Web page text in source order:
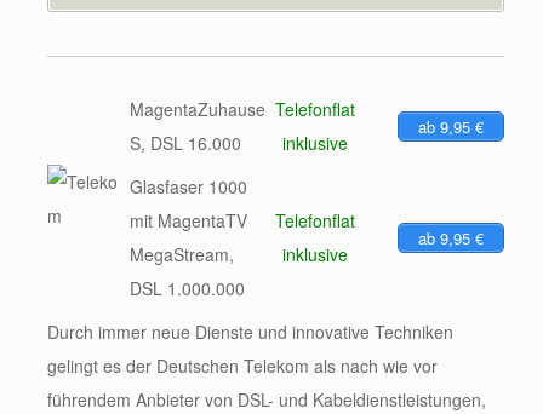
MagentaZuhause
S, DSL 16.000
Telefonflat
inklusive
ab 9,95 €
Glasfaser 1000
mit MagentaTV
MegaStream,
DSL 1.000.000
Telefonflat
inklusive
ab 9,95 €
Durch immer neue Dienste und innovative Techniken
gelingt es der Deutschen Telekom als nach wie vor
führendem Anbieter von DSL- und Kabeldienstleistungen,